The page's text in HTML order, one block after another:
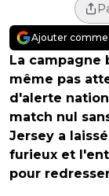
Ajouter comme
La campagne
même pas
d'alerte
match nul
Jersey a
furieux et
pour